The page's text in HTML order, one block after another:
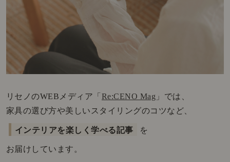
リセノのWEBメディア「 Re:CENO Mag 」では、
家具の選び方や美しいスタイリングのコツなど、
インテリアを楽しく学べる記事 を
お届けしています。